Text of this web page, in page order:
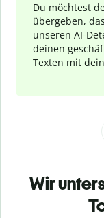
Du möchtest
übergeben,
unseren AI-
deinen
Texten mit
Wir